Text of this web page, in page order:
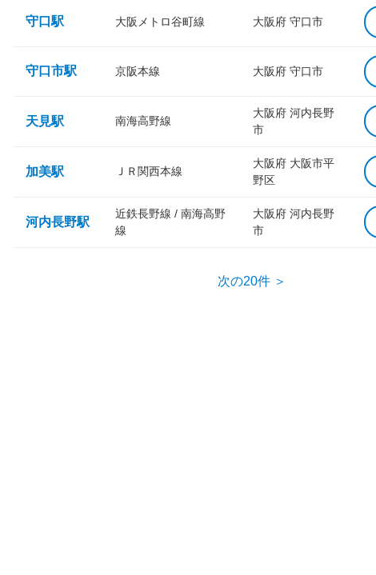
守口駅 大阪メトロ谷町線 大阪府 守口市
守口市駅 京阪本線 大阪府 守口市
天見駅 南海高野線
大阪府 河内長野
市
加美駅 ＪＲ関西本線
大阪府 大阪市平
野区
河内長野駅
近鉄長野線 / 南海高野
線
大阪府 河内長野
市
次の20件 ＞